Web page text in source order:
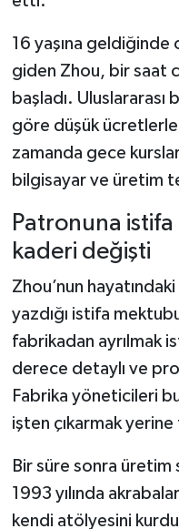
16 yaşına geldiğinde
giden Zhou, bir saat
başladı. Uluslararası
göre düşük ücretlerle
zamanda gece
bilgisayar ve üretim
Patronuna
kaderi değişti
Zhou’nun
yazdığı istifa
fabrikadan ayrılmak
derece detaylı ve
Fabrika yöneticileri
işten çıkarmak
Bir süre sonra
1993 yılında
kendi atölyesini